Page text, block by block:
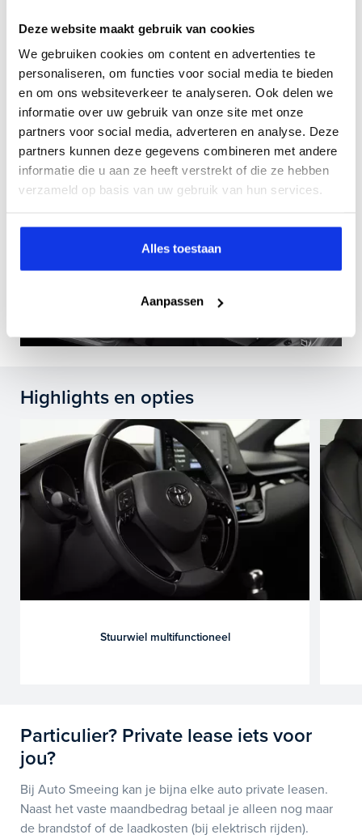
Deze website maakt gebruik van cookies
We gebruiken cookies om content en advertenties te
personaliseren, om functies voor social media te bieden
en om ons websiteverkeer te analyseren. Ook delen we
informatie over uw gebruik van onze site met onze
partners voor social media, adverteren en analyse. Deze
partners kunnen deze gegevens combineren met andere
informatie die u aan ze heeft verstrekt of die ze hebben
verzameld op basis van uw gebruik van hun services.
Alles toestaan
Aanpassen
Blind Spot Monitor
Simple Intelligent Parking Assist
Pre-Collision System
Intelligente parkeersensoren voor en achter
Highlights en opties
Stuurwiel multifunctioneel
Particulier? Private lease iets voor
jou?
Bij Auto Smeeing kan je bijna elke auto private leasen.
Naast het vaste maandbedrag betaal je alleen nog maar
de brandstof of de laadkosten (bij elektrisch rijden).